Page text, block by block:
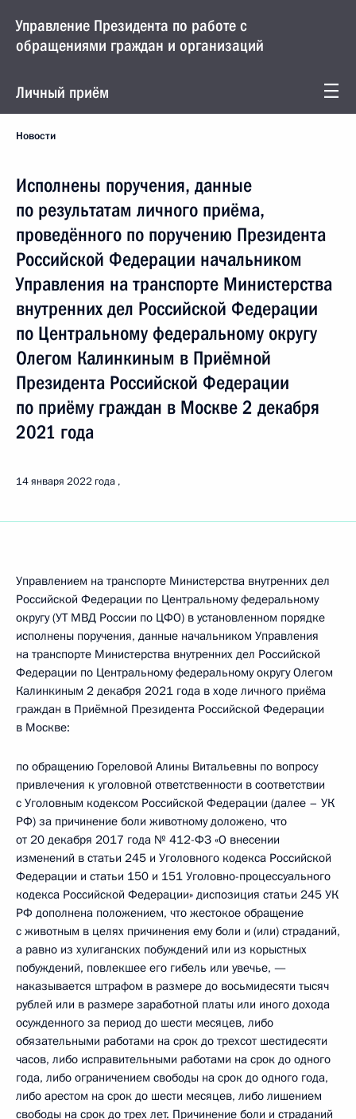
Управление Президента по работе с
обращениями граждан и организаций
Личный приём
Новости
Исполнены поручения, данные
по результатам личного приёма,
проведённого по поручению Президента
Российской Федерации начальником
Управления на транспорте Министерства
внутренних дел Российской Федерации
по Центральному федеральному округу
Олегом Калинкиным в Приёмной
Президента Российской Федерации
по приёму граждан в Москве 2 декабря
2021 года
14 января 2022 года
Управлением на транспорте Министерства внутренних дел
Российской Федерации по Центральному федеральному
округу (УТ МВД России по ЦФО) в установленном порядке
исполнены поручения, данные начальником Управления
на транспорте Министерства внутренних дел Российской
Федерации по Центральному федеральному округу Олегом
Калинкиным 2 декабря 2021 года в ходе личного приёма
граждан в Приёмной Президента Российской Федерации
в Москве:
по обращению Гореловой Алины Витальевны по вопросу
привлечения к уголовной ответственности в соответствии
с Уголовным кодексом Российской Федерации (далее – УК
РФ) за причинение боли животному доложено, что
от 20 декабря 2017 года № 412-ФЗ «О внесении
изменений в статьи 245 и Уголовного кодекса Российской
Федерации и статьи 150 и 151 Уголовно-процессуального
кодекса Российской Федерации» диспозиция статьи 245 УК
РФ дополнена положением, что жестокое обращение
с животным в целях причинения ему боли и (или) страданий,
а равно из хулиганских побуждений или из корыстных
побуждений, повлекшее его гибель или увечье, —
наказывается штрафом в размере до восьмидесяти тысяч
рублей или в размере заработной платы или иного дохода
осужденного за период до шести месяцев, либо
обязательными работами на срок до трехсот шестидесяти
часов, либо исправительными работами на срок до одного
года, либо ограничением свободы на срок до одного года,
либо арестом на срок до шести месяцев, либо лишением
свободы на срок до трех лет. Причинение боли и страданий